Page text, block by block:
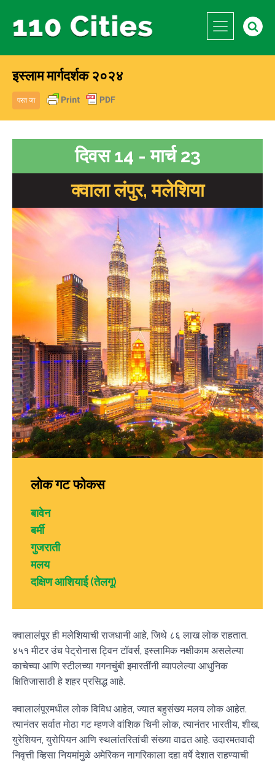
इस्लाम मार्गदर्शक २०२४
परत जा
दिवस 14 - मार्च 23
क्वाला लंपुर, मलेशिया
लोक गट फोकस
बावेन
बर्मी
गुजराती
मलय
दक्षिण आशियाई (तेलगू)
क्वालालंपूर ही मलेशियाची राजधानी आहे, जिथे ८६ लाख लोक राहतात.
४५१ मीटर उंच पेट्रोनास ट्विन टॉवर्स, इस्लामिक नक्षीकाम असलेल्या
काचेच्या आणि स्टीलच्या गगनचुंबी इमारतींनी व्यापलेल्या आधुनिक
क्षितिजासाठी हे शहर प्रसिद्ध आहे.
क्वालालंपूरमधील लोक विविध आहेत, ज्यात बहुसंख्य मलय लोक आहेत.
त्यानंतर सर्वात मोठा गट म्हणजे वांशिक चिनी लोक, त्यानंतर भारतीय, शीख,
युरेशियन, युरोपियन आणि स्थलांतरितांची संख्या वाढत आहे. उदारमतवादी
निवृत्ती व्हिसा नियमांमुळे अमेरिकन नागरिकाला दहा वर्षे देशात राहण्याची